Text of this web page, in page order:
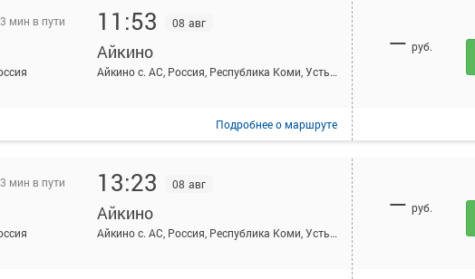
мин в пути 11:53 08 авг
Айкино
Айкино с. АС, Россия, Республика Коми, Усть-Вымский район, село Айкино, Центральная ул, 189А
Подробнеео маршруте
— руб.
мин в пути 13:23 08 авг
Айкино
Айкино с. АС, Россия, Республика Коми, Усть-Вымский район, село Айкино, Центральная ул, 189А
— руб.